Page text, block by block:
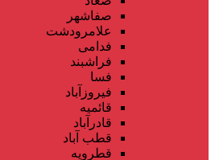
صفاشهر
علامرودشت
فدامی
فراشبند
فسا
فیروزآباد
قائمیه
قادرآباد
قطب آباد
قطرویه